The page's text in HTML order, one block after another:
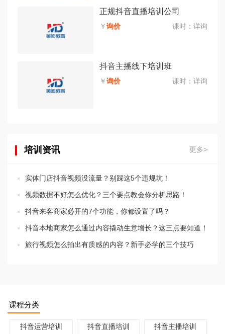
正规抖音直播培训公司
￥询价 课时： 详询
抖音主播线下培训班
￥询价 课时： 详询
培训资讯 更多>
实体门店抖音视频没流量？别踩这5个违规坑！
视频数据不好怎么优化？三个要点教会你分析思路！
抖音来客商家必开的7个功能，你都设置了吗？
抖音本地商家怎么通过内容撬动生意增长？这三点要知道！
旅行视频怎么拍出有质感的内容？新手必学的三个技巧
课程分类
抖音运营培训 抖音直播培训 抖音主播培训